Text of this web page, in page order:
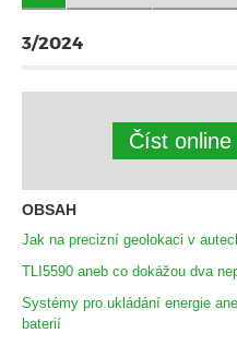
3/2024
Číst online
OBSAH
Jak na precizní geolokaci v
TLI5590 aneb co dokážou dva
Systémy pro ukládání energie
baterií